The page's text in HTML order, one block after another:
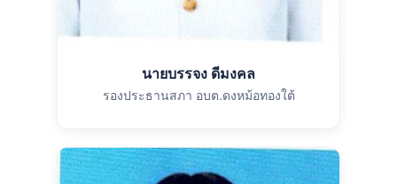
นายบรรจง ดีมงคล
รองประธานสภา อบต.ดงหม้อทองใต้